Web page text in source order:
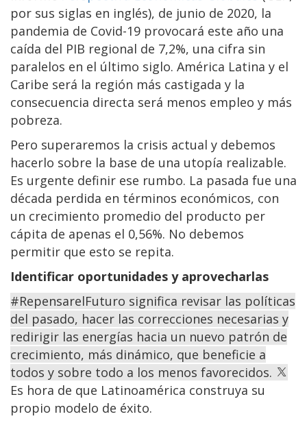
por sus siglas en inglés), de junio de 2020, la
pandemia de Covid-19 provocará este año una
caída del PIB regional de 7,2%, una cifra sin
paralelos en el último siglo. América Latina y el
Caribe será la región más castigada y la
consecuencia directa será menos empleo y más
pobreza.
Pero superaremos la crisis actual y debemos
hacerlo sobre la base de una utopía realizable.
Es urgente definir ese rumbo. La pasada fue una
década perdida en términos económicos, con
un crecimiento promedio del producto per
cápita de apenas el 0,56%. No debemos
permitir que esto se repita.
Identificar oportunidades y aprovecharlas
#RepensarelFuturo significa revisar las políticas
del pasado, hacer las correcciones necesarias y
redirigir las energías hacia un nuevo patrón de
crecimiento, más dinámico, que beneficie a
todos y sobre todo a los menos favorecidos.
Es hora de que Latinoamérica construya su
propio modelo de éxito.